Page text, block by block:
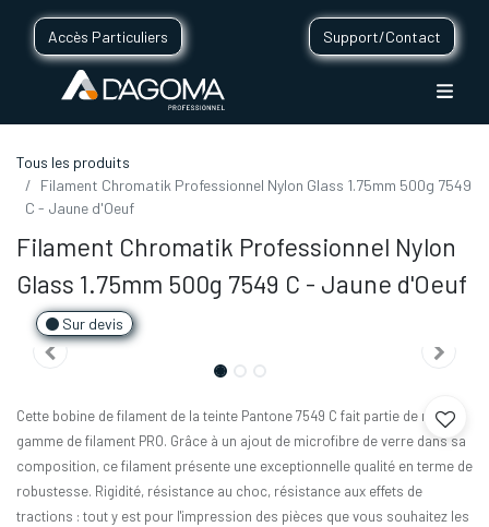
Accès Particuliers Support/Contact
Tous les produits
Filament Chromatik Professionnel Nylon Glass 1.75mm 500g 7549
C - Jaune d'Oeuf
Filament Chromatik Professionnel Nylon
Glass 1.75mm 500g 7549 C - Jaune d'Oeuf
Sur devis
Cette bobine de filament de la teinte Pantone 7549 C fait partie de notre
gamme de filament PRO. Grâce à un ajout de microfibre de verre dans sa
composition, ce filament présente une exceptionnelle qualité en terme de
robustesse. Rigidité, résistance au choc, résistance aux effets de
tractions : tout y est pour l'impression des pièces que vous souhaitez les